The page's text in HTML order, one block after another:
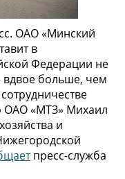
ОАО «Минский
в
Федерации не
вдвое больше, чем
ОАО «МТЗ» Михаил
и
пресс-служба